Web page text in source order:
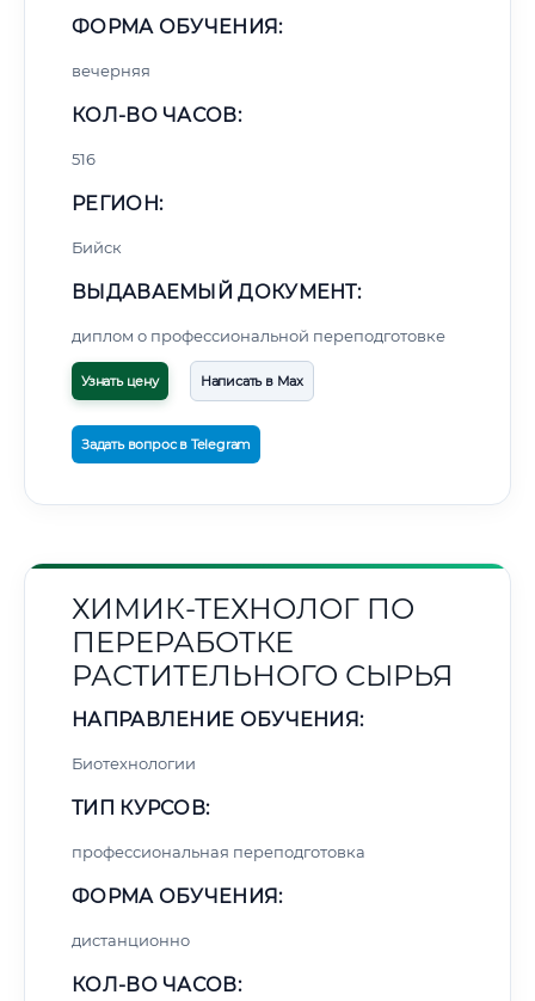
ФОРМА ОБУЧЕНИЯ:
вечерняя
КОЛ-ВО ЧАСОВ:
516
РЕГИОН:
Бийск
ВЫДАВАЕМЫЙ ДОКУМЕНТ:
диплом о профессиональной переподготовке
Узнать цену Написать в Max
Задать вопрос в Telegram
ХИМИК-ТЕХНОЛОГ ПО
ПЕРЕРАБОТКЕ
РАСТИТЕЛЬНОГО СЫРЬЯ
НАПРАВЛЕНИЕ ОБУЧЕНИЯ:
Биотехнологии
ТИП КУРСОВ:
профессиональная переподготовка
ФОРМА ОБУЧЕНИЯ:
дистанционно
КОЛ-ВО ЧАСОВ: